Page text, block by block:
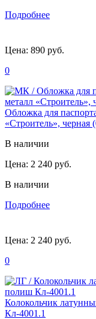
Подробнее
Цена: 890 руб.
0
Обложка для
«Строитель», черная
В наличии
Цена: 2 240 руб.
В наличии
Подробнее
Цена: 2 240 руб.
0
Колокольчик
Кл-4001.1